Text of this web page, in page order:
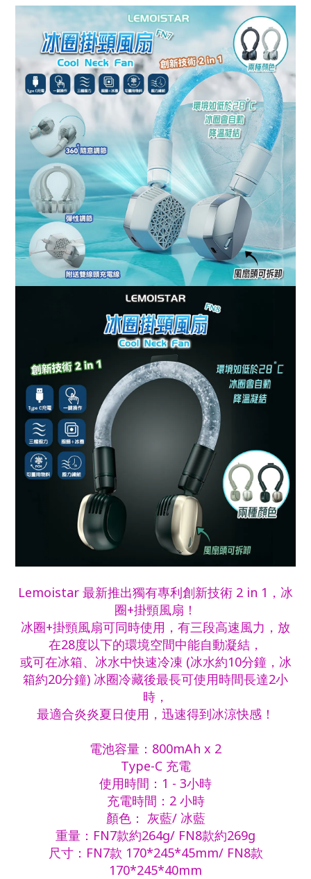
Lemoistar 最新推出獨有專利創新技術 2 in 1，冰
圈+掛頸風扇！
冰圈+掛頸風扇可同時使用，有三段高速風力，放
在28度以下的環境空間中能自動凝結，
或可在冰箱、冰水中快速冷凍 (冰水約10分鐘，冰
箱約20分鐘) 冰圈冷藏後最長可使用時間長達2小
時，
最適合炎炎夏日使用，迅速得到冰涼快感！
電池容量：800mAh x 2
Type-C 充電
使用時間：1 - 3小時
充電時間：2 小時
顏色： 灰藍/ 冰藍
重量：FN7款約264g/ FN8款約269g
尺寸：FN7款 170*245*45mm/ FN8款
170*245*40mm